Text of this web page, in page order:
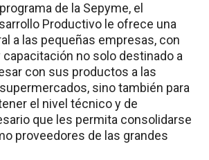
de la Sepyme, el
Productivo le ofrece una
a las pequeñas empresas, con
no solo destinado a
con sus productos a las
sino también para
el nivel técnico y de
que les permita consolidarse
proveedores de las grandes